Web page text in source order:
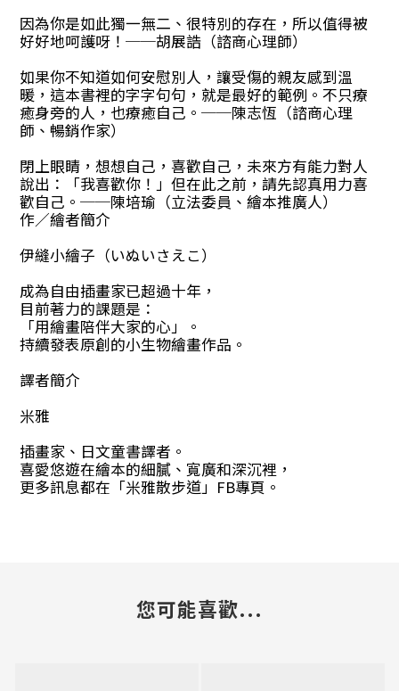
因為你是如此獨一無二、很特別的存在，所以值得被
好好地呵護呀！──胡展誥（諮商心理師）
如果你不知道如何安慰別人，讓受傷的親友感到溫
暖，這本書裡的字字句句，就是最好的範例。不只療
癒身旁的人，也療癒自己。──陳志恆（諮商心理
師、暢銷作家）
閉上眼睛，想想自己，喜歡自己，未來方有能力對人
說出：「我喜歡你！」但在此之前，請先認真用力喜
歡自己。──陳培瑜（立法委員、繪本推廣人）
作／繪者簡介
伊縫小繪子（いぬいさえこ）
成為自由插畫家已超過十年，
目前著力的課題是：
「用繪畫陪伴大家的心」。
持續發表原創的小生物繪畫作品。
譯者簡介
米雅
插畫家、日文童書譯者。
喜愛悠遊在繪本的細膩、寬廣和深沉裡，
更多訊息都在「米雅散步道」FB專頁。
您可能喜歡...